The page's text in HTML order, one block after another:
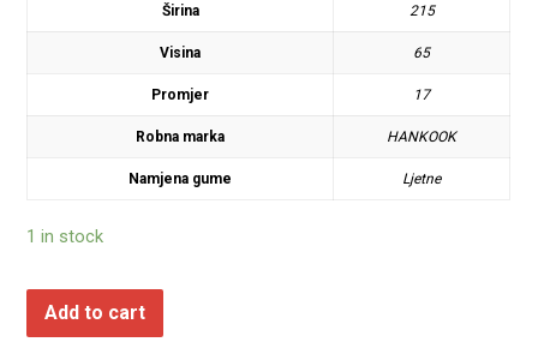
Širina 215
Visina 65
Promjer 17
Robna marka HANKOOK
Namjena gume Ljetne
1 in stock
Add to cart